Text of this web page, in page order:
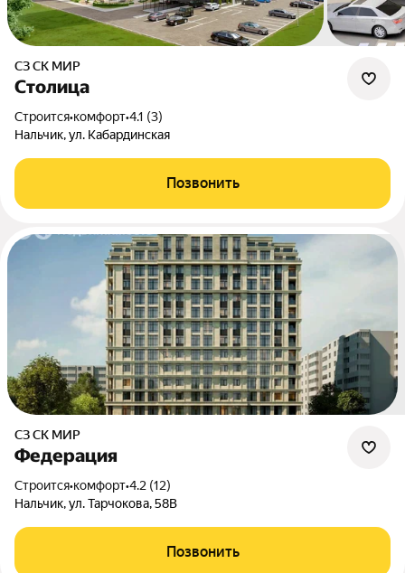
СЗ СК МИР
Столица
Строится•комфорт•4.1 (3)
Нальчик, ул. Кабардинская
Позвонить
СЗ СК МИР
Федерация
Строится•комфорт•4.2 (12)
Нальчик, ул. Тарчокова, 58В
Позвонить